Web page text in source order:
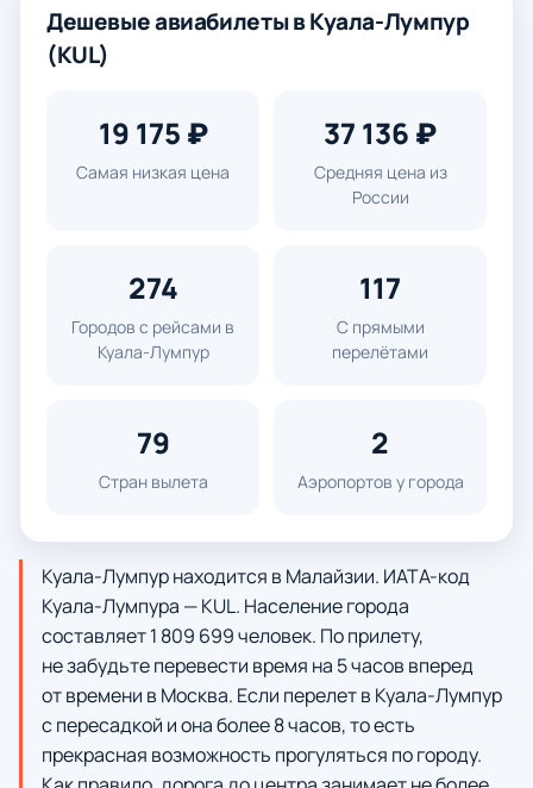
Дешевые авиабилеты в Куала-Лумпур
(KUL)
19 175 ₽
Самая низкая цена
37 136 ₽
Средняя цена из
России
274
Городов с рейсами в
Куала-Лумпур
117
С прямыми
перелётами
79
Стран вылета
2
Аэропортов у города
Куала-Лумпур находится в Малайзии. ИАТА-код
Куала-Лумпура — KUL. Население города
составляет 1 809 699 человек. По прилету,
не забудьте перевести время на 5 часов вперед
от времени в Москва. Если перелет в Куала-Лумпур
с пересадкой и она более 8 часов, то есть
прекрасная возможность прогуляться по городу.